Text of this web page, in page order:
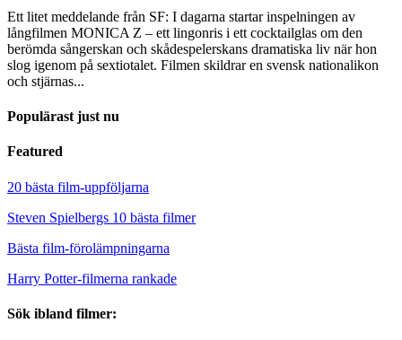
Ett litet meddelande från SF: I dagarna startar inspelningen av
långfilmen MONICA Z – ett lingonris i ett cocktailglas om den
berömda sångerskan och skådespelerskans dramatiska liv när hon
slog igenom på sextiotalet. Filmen skildrar en svensk nationalikon
och stjärnas...
Populärast just nu
Featured
20 bästa film-uppföljarna
Steven Spielbergs 10 bästa filmer
Bästa film-förolämpningarna
Harry Potter-filmerna rankade
Sök ibland filmer: